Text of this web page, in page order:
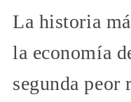
La historia
la economía
segunda peor